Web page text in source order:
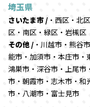
埼玉県
さいたま市 / ・西区・北
区・南区・緑区・岩槻区
その他 / ・川越市・熊谷
能市・加須市・本庄市・
鴻巣市・深谷市・上尾市
市・朝霞市・志木市・和
市・八潮市・富士見市